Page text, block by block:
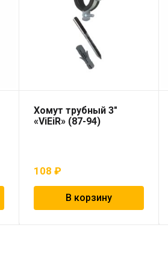
Хомут трубный 3″
«ViEiR» (87-94)
108₽
В корзину